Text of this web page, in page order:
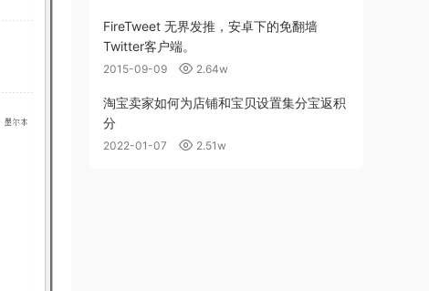
FireTweet 无界发推，安卓下的免翻墙
Twitter客户端。
2015-09-09 2.64w
淘宝卖家如何为店铺和宝贝设置集分宝返积
分
2022-01-07 2.51w